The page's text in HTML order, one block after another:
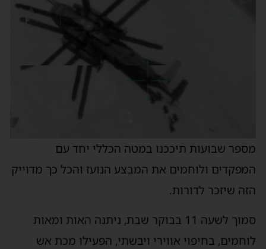
מספר שבועות תיככנו במטה הכללי יחד עם
המפקדים ולוחמים את המבצע הנועז והכל כך מדוייק
הזה שיזכר לדורות.
סמוך לשעה 11 בבוקר שבת, ניתנה האות ומאות
לוחמים, בחיפוי אווירי ויבשתי, הפעילו מכת אש